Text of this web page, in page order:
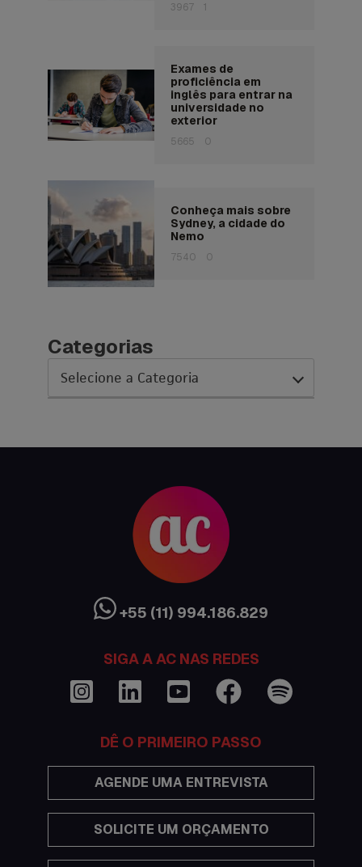
3967 1
Exames de
proficiência em
inglês para entrar na
universidade no
exterior
5665 0
Conheça mais sobre
Sydney, a cidade do
Nemo
7540 0
Categorias
Ciência sem Fronteiras
Cultura Austrália
Curso de inglês no exterior
Dicas
Economia
Estudar no exterior
Eventos
+55 (11) 994.186.829
SIGA A AC NAS REDES
DÊ O PRIMEIRO PASSO
AGENDE UMA ENTREVISTA
SOLICITE UM ORÇAMENTO